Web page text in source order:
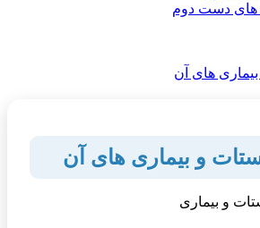
های دست دوم
های آن
و بیماری های آن